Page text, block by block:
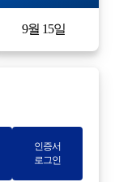
9월 15일
인증서
로그인